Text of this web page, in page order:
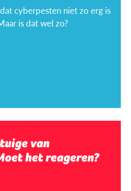
cyberpesten niet zo erg is
is dat wel zo?
van
het reageren?